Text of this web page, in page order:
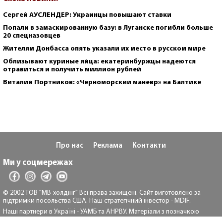
Сергей АУСЛЕНДЕР: Украинцы повышают ставки
Попали в замаскированную базу: в Луганске погибли больше
20 спецназовцев
Жителям Донбасса опять указали их место в русском мире
Облизывают куриные яйца: екатеринбуржцы надеются
отравиться и получить миллион рублей
Виталий Портников: «Черноморский маневр» на Балтике
Про нас Реклама Контакти
Ми у соцмережах
© 2002 ТОВ "МВ-холдінг" Всі права захищені. Сайт виготовлено за
підтримки посольства США. Наш стратегічний інвестор - MDIF.
Наші партнери в Україні - УАМБ та АНРВУ. Матеріали з позначкою